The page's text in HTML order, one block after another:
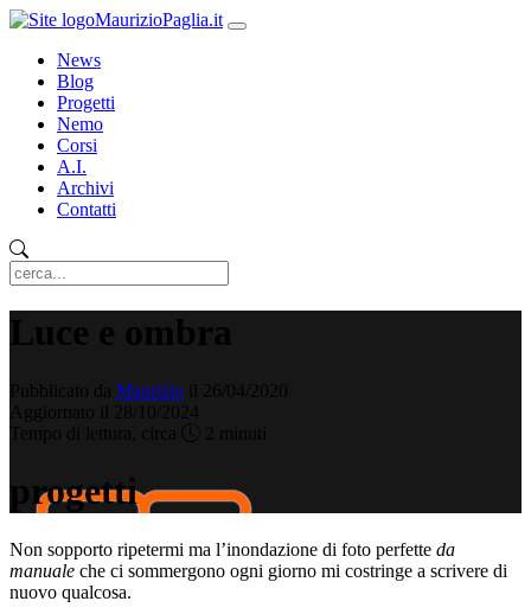
MaurizioPaglia.it
News
Blog
Progetti
Nemo
Corsi
A.I.
Archivi
Contatti
Maurizio
progetti
Non sopporto ripetermi ma l’inondazione di foto perfette da
manuale che ci sommergono ogni giorno mi costringe a scrivere di
nuovo qualcosa.